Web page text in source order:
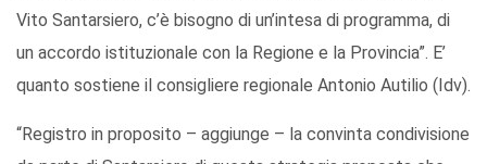
Vito Santarsiero, c’è bisogno di un’intesa di programma, di
un accordo istituzionale con la Regione e la Provincia”. E’
quanto sostiene il consigliere regionale Antonio Autilio (Idv).
“Registro in proposito – aggiunge – la convinta condivisione